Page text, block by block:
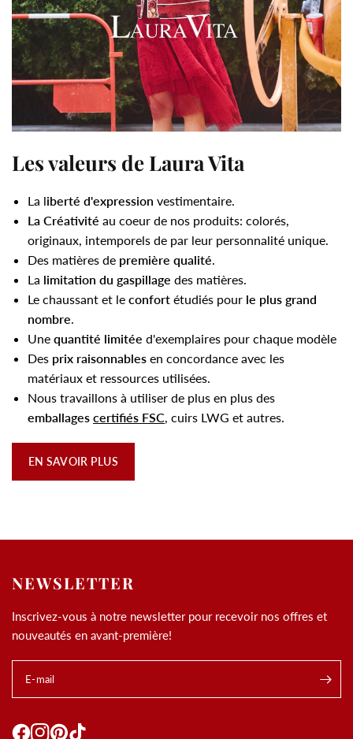
Les valeurs de Laura Vita
La liberté d'expression vestimentaire.
La Créativité au coeur de nos produits: colorés,
originaux, intemporels de par leur personnalité unique.
Des matières de première qualité.
La limitation du gaspillage des matières.
Le chaussant et le confort étudiés pour le plus grand
nombre.
Une quantité limitée d'exemplaires pour chaque modèle
Des prix raisonnables en concordance avec les
matériaux et ressources utilisées.
Nous travaillons à utiliser de plus en plus des
emballages certifiés FSC, cuirs LWG et autres.
EN SAVOIR PLUS
NEWSLETTER
Inscrivez-vous à notre newsletter pour recevoir nos offres et
nouveautés en avant-première!
E-mail